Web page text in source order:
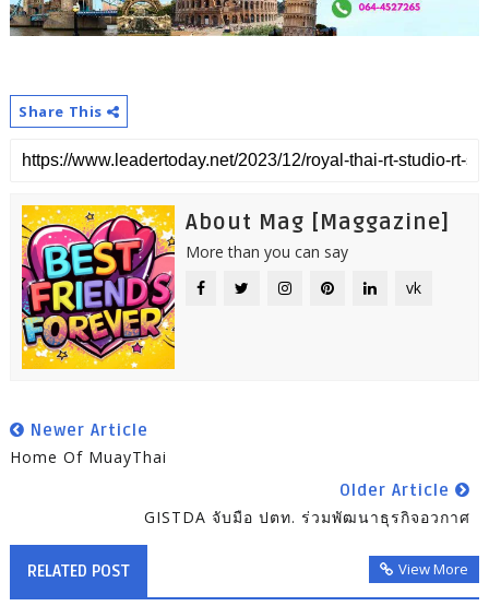
Share This
About Mag [Maggazine]
More than you can say
vk
Newer Article
Home Of MuayThai
Older Article
GISTDA จับมือ ปตท. ร่วมพัฒนาธุรกิจอวกาศ
RELATED POST View More